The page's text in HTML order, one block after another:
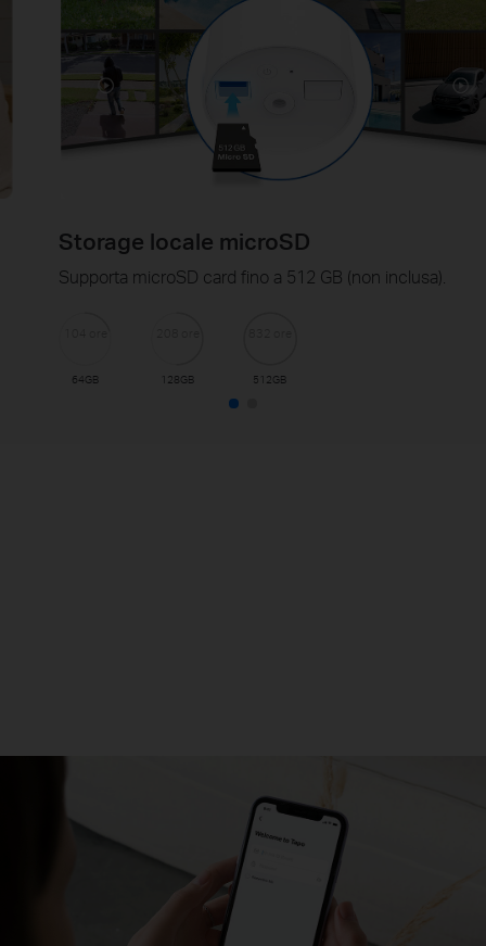
Storage locale microSD
Supporta microSD card fino a 512 GB (non inclusa).